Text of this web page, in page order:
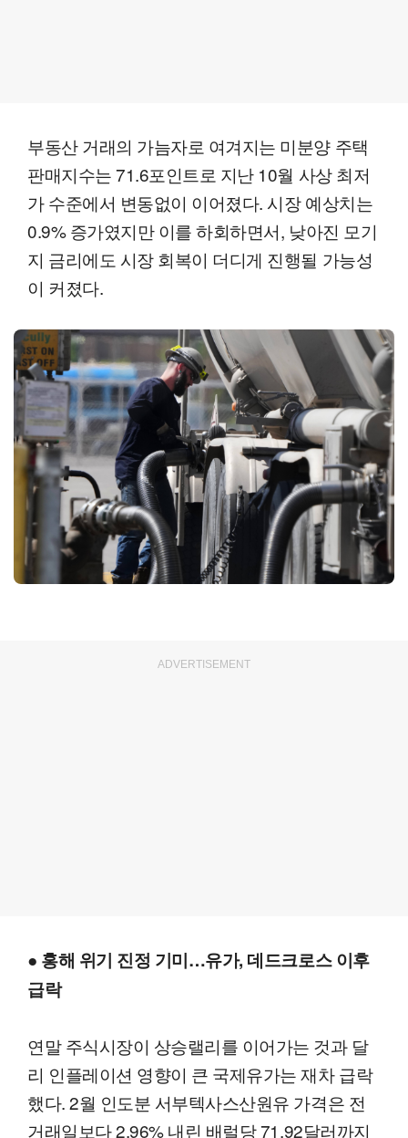
부동산 거래의 가늠자로 여겨지는 미분양 주택
판매지수는 71.6포인트로 지난 10월 사상 최저
가 수준에서 변동없이 이어졌다. 시장 예상치는
0.9% 증가였지만 이를 하회하면서, 낮아진 모기
지 금리에도 시장 회복이 더디게 진행될 가능성
이 커졌다.
ADVERTISEMENT
● 홍해 위기 진정 기미…유가, 데드크로스 이후
급락
연말 주식시장이 상승랠리를 이어가는 것과 달
리 인플레이션 영향이 큰 국제유가는 재차 급락
했다. 2월 인도분 서부텍사스산원유 가격은 전
거래일보다 2.96% 내린 배럴당 71.92달러까지